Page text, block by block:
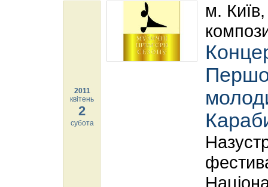
2011
квітень
2
субота
м.